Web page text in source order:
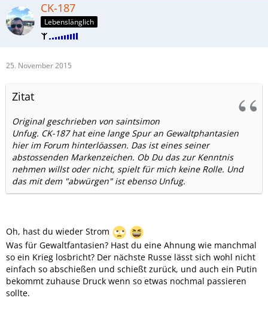
CK-187
Lebenslänglich
25. November 2015
Zitat
Original geschrieben von saintsimon
Unfug. CK-187 hat eine lange Spur an Gewaltphantasien
hier im Forum hinterlöassen. Das ist eines seiner
abstossenden Markenzeichen. Ob Du das zur Kenntnis
nehmen willst oder nicht, spielt für mich keine Rolle. Und
das mit dem "abwürgen" ist ebenso Unfug.
Oh, hast du wieder Strom
Was für Gewaltfantasien? Hast du eine Ahnung wie manchmal
so ein Krieg losbricht? Der nächste Russe lässt sich wohl nicht
einfach so abschießen und schießt zurück, und auch ein Putin
bekommt zuhause Druck wenn so etwas nochmal passieren
sollte.